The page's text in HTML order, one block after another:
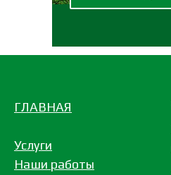
ГЛАВНАЯ
Услуги
Наши работы